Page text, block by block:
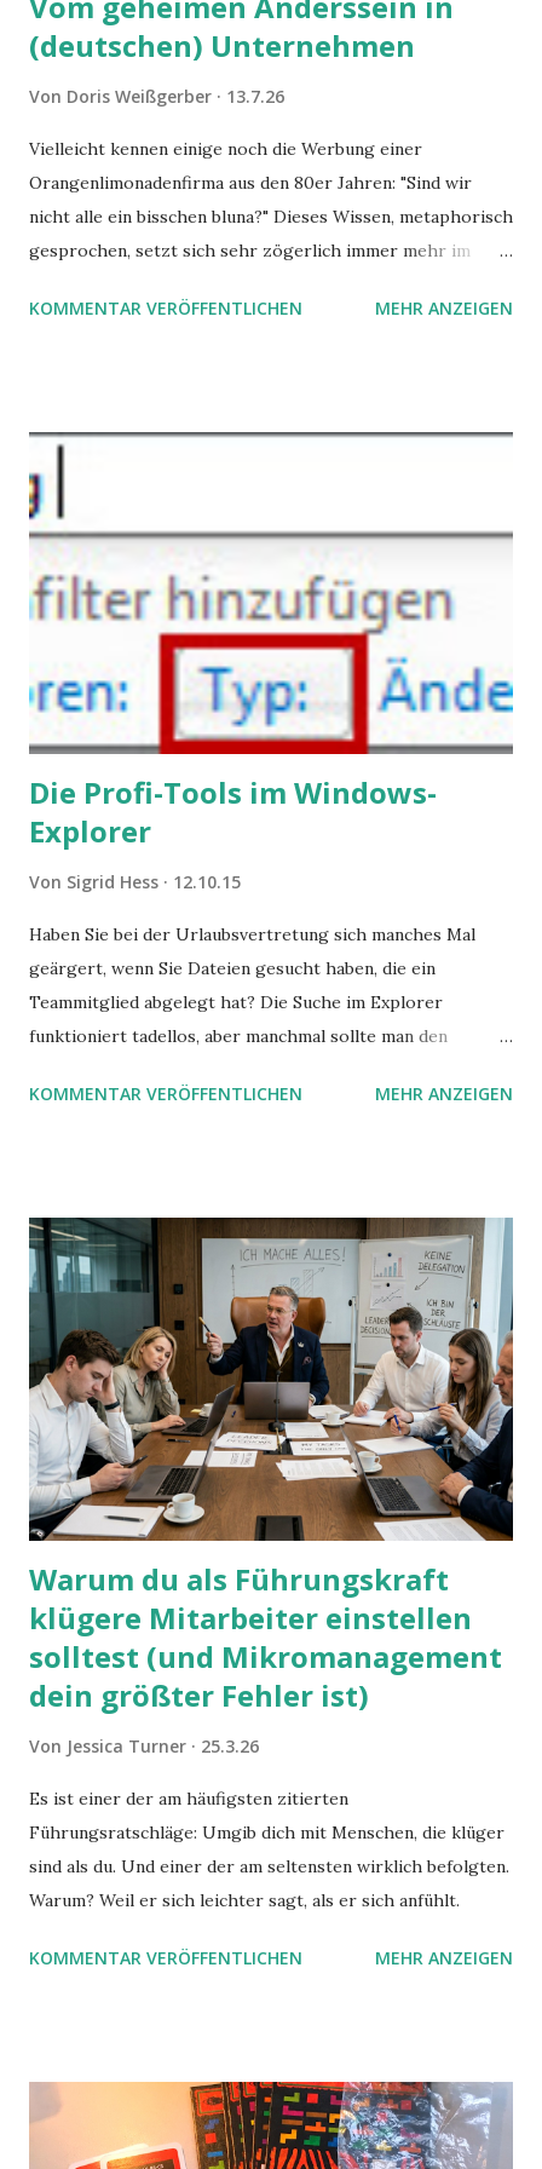
(deutschen) Unternehmen
Von Doris Weißgerber 13.7.26
Vielleicht kennen einige noch die Werbung einer
Orangenlimonadenfirma aus den 80er Jahren: "Sind wir
nicht alle ein bisschen bluna?" Dieses Wissen, metaphorisch
gesprochen, setzt sich sehr zögerlich immer mehr im
gleich. Im Arbeitskontext kann es zu nicht verstandenen
Angstzuständen ihrer Mitglieder. Dafür könnte es Gründe
geben, die weitgehend noch im Dunkeln zu liegen scheinen.
KOMMENTAR VERÖFFENTLICHEN MEHR ANZEIGEN
Die Profi-Tools im Windows-
Explorer
Von Sigrid Hess 12.10.15
Haben Sie bei der Urlaubsvertretung sich manches Mal
geärgert, wenn Sie Dateien gesucht haben, die ein
Teammitglied abgelegt hat? Die Suche im Explorer
funktioniert tadellos, aber manchmal sollte man den
mit UND oder ODER oder NICHT... Das geht so einfach,
KOMMENTAR VERÖFFENTLICHEN MEHR ANZEIGEN
Warum du als Führungskraft
klügere Mitarbeiter einstellen
solltest (und Mikromanagement
dein größter Fehler ist)
Von Jessica Turner 25.3.26
Es ist einer der am häufigsten zitierten
Führungsratschläge: Umgib dich mit Menschen, die klüger
sind als du. Und einer der am seltensten wirklich befolgten.
Warum? Weil er sich leichter sagt, als er sich anfühlt.
KOMMENTAR VERÖFFENTLICHEN MEHR ANZEIGEN